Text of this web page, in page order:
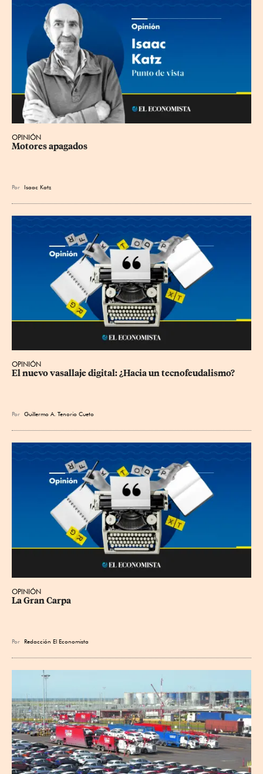
OPINIÓN
Motores apagados
Por Isaac Katz
OPINIÓN
El nuevo vasallaje digital: ¿Hacia un tecnofeudalismo?
Por Guillermo A. Tenorio Cueto
OPINIÓN
La Gran Carpa
Por Redacción El Economista